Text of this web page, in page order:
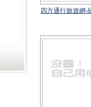
四方通行旅遊網-